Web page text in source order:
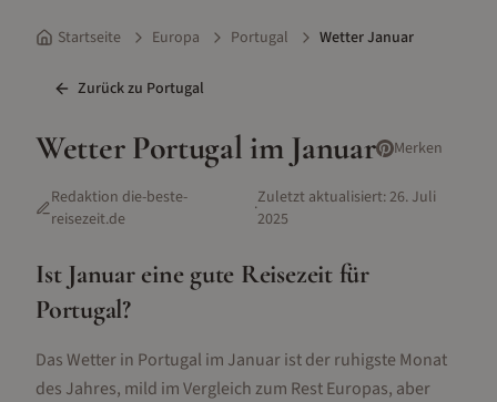
Startseite Europa Portugal Wetter Januar
Zurück zu Portugal
WetterPortugal imJanuar Merken
Redaktion die-beste-
reisezeit.de
·Zuletzt aktualisiert:26. Juli
2025
Ist Januareine gute Reisezeit für
Portugal?
Das Wetter in Portugal im Januar ist der ruhigste Monat
des Jahres, mild im Vergleich zum Rest Europas, aber